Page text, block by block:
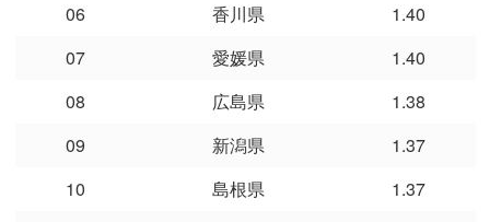
06
香川県
1.40
07
愛媛県
1.40
08
広島県
1.38
09
新潟県
1.37
10
島根県
1.37